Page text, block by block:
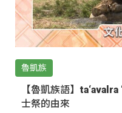
魯凱族
【魯凱族語】
士祭的由來